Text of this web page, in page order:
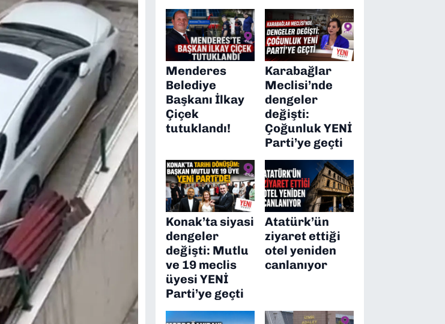
Menderes
Belediye
Başkanı İlkay
Çiçek
tutuklandı!
Karabağlar
Meclisi’nde
dengeler
değişti:
Çoğunluk YENİ
Parti’ye geçti
Konak’ta siyasi
dengeler
değişti: Mutlu
ve 19 meclis
üyesi YENİ
Parti’ye geçti
Atatürk’ün
ziyaret ettiği
otel yeniden
canlanıyor